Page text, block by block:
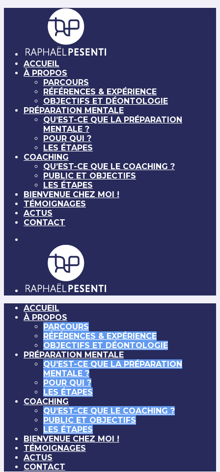
ACCUEIL
À PROPOS
PARCOURS
RÉFÉRENCES & EXPÉRIENCE
OBJECTIFS ET DÉONTOLOGIE
PRÉPARATION MENTALE
QU’EST-CE QUE LA PRÉPARATION
MENTALE ?
POUR QUI ?
LES ÉTAPES
COACHING
QU’EST-CE QUE LE COACHING ?
PUBLIC ET OBJECTIFS
LES ÉTAPES
BIENVENUE CHEZ MOI !
TÉMOIGNAGES
ACTUS
CONTACT
ACCUEIL
À PROPOS
PARCOURS
RÉFÉRENCES & EXPÉRIENCE
OBJECTIFS ET DÉONTOLOGIE
PRÉPARATION MENTALE
QU’EST-CE QUE LA PRÉPARATION
MENTALE ?
POUR QUI ?
LES ÉTAPES
COACHING
QU’EST-CE QUE LE COACHING ?
PUBLIC ET OBJECTIFS
LES ÉTAPES
BIENVENUE CHEZ MOI !
TÉMOIGNAGES
ACTUS
CONTACT